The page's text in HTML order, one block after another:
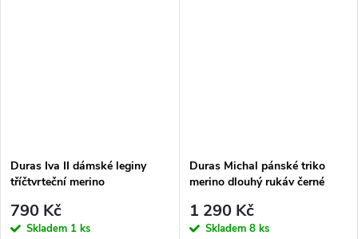
Duras Iva II dámské leginy
tříčtvrteční merino
790 Kč
Skladem 1 ks
Duras Michal pánské triko
merino dlouhý rukáv černé
1 290 Kč
Skladem 8 ks